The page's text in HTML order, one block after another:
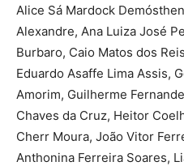
Alice Sá Mardock
Alexandre, Ana Luiza José
Burbaro, Caio Matos dos
Eduardo Asaffe Lima Assis,
Amorim, Guilherme
Chaves da Cruz, Heitor
Cherr Moura, João Vitor
Anthonina Ferreira Soares,